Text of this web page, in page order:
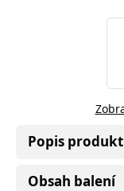
Popis
Obsah balení